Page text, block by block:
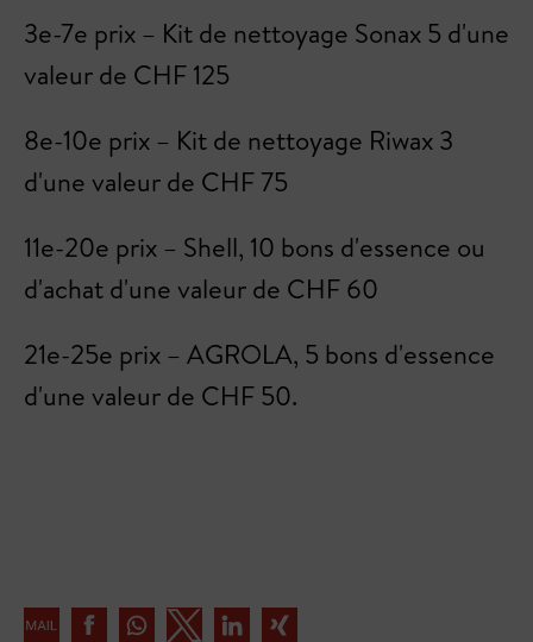
3e-7e prix – Kit de nettoyage Sonax 5 d'une
valeur de CHF 125
8e-10e prix – Kit de nettoyage Riwax 3
d'une valeur de CHF 75
11e-20e prix – Shell, 10 bons d'essence ou
d'achat d'une valeur de CHF 60
21e-25e prix – AGROLA, 5 bons d'essence
d'une valeur de CHF 50.